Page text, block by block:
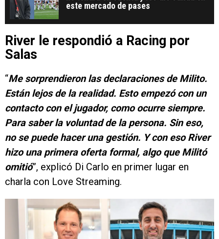
este mercado de pases
River le respondió a Racing por
Salas
“Me sorprendieron las declaraciones de Milito.
Están lejos de la realidad. Esto empezó con un
contacto con el jugador, como ocurre siempre.
Para saber la voluntad de la persona. Sin eso,
no se puede hacer una gestión. Y con eso River
hizo una primera oferta formal, algo que Militó
omitió”, explicó Di Carlo en primer lugar en
charla con Love Streaming.